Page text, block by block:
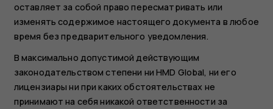
оставляет за собой право пересматривать или
изменять содержимое настоящего документа в любое
время без предварительного уведомления.
В максимально допустимой действующим
законодательством степени ни HMD Global, ни его
лицензиары ни при каких обстоятельствах не
принимают на себя никакой ответственности за